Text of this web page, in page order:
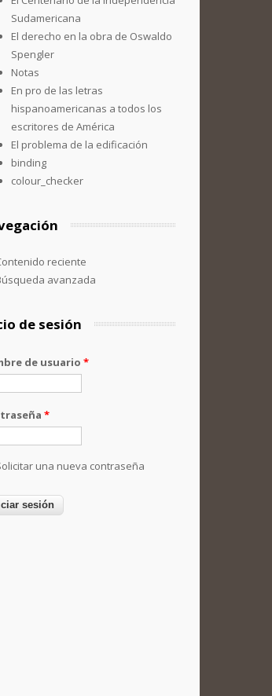
Sudamericana
El derecho en la obra de Oswaldo
Spengler
Notas
En pro de las letras
hispanoamericanas a todos los
escritores de América
El problema de la edificación
binding
colour_checker
reciente
avanzada
de sesión
de usuario *
*
una nueva contraseña